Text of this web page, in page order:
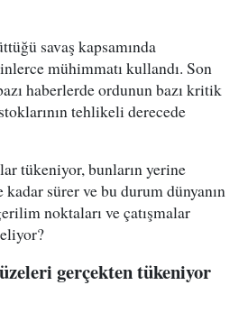
savaş kapsamında
mühimmatı kullandı. Son
haberlerde ordunun bazı kritik
tehlikeli derecede
tükeniyor, bunların yerine
sürer ve bu durum dünyanın
noktaları ve çatışmalar
gerçekten tükeniyor